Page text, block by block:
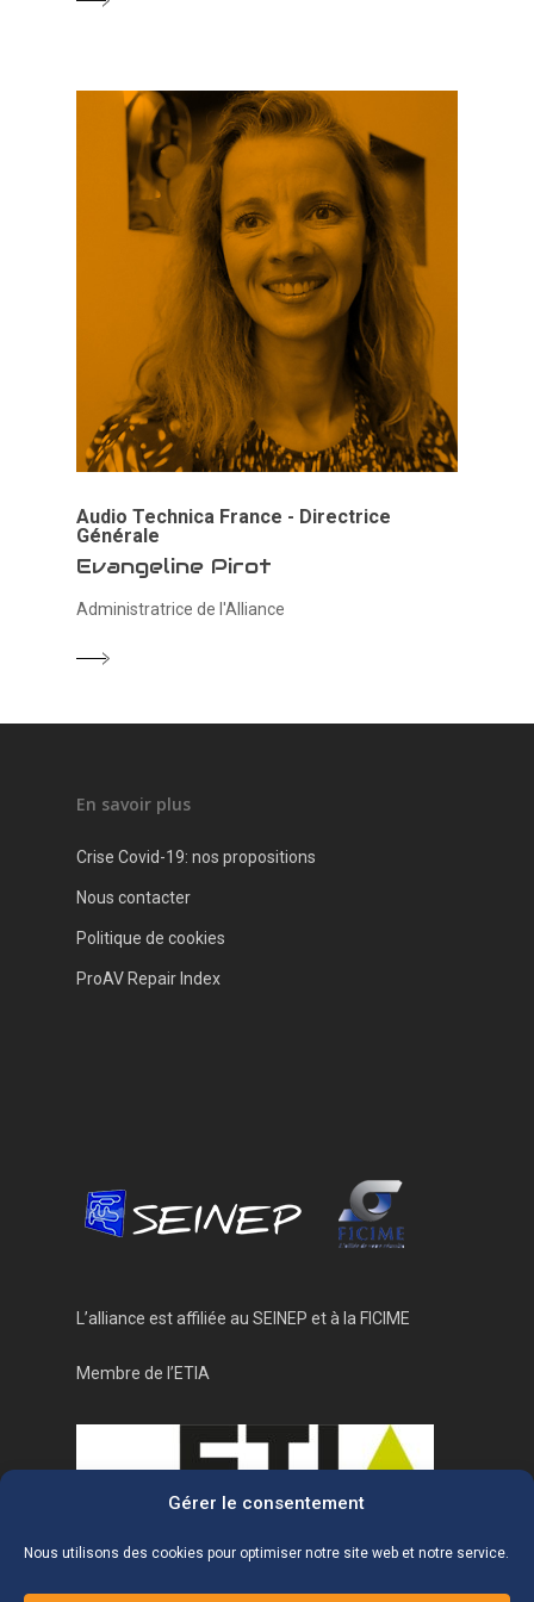
Gérer le consentement
Nous utilisons des cookies pour optimiser notre site web et notre service.
Audio Technica France - Directrice
Générale
Evangeline Pirot
Administratrice de l'Alliance
En savoir plus
Crise Covid-19: nos propositions
Nous contacter
Politique de cookies
ProAV Repair Index
L’alliance est affiliée au SEINEP et à la FICIME
Membre de l’ETIA